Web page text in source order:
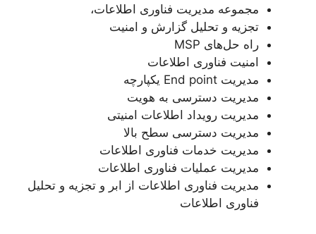
مجموعه مدیریت فناوری اطلاعات،
تجزیه و تحلیل گزارش و امنیت
راه حل‌های MSP
امنیت فناوری اطلاعات
مدیریت End point یکپارچه
مدیریت دسترسی به هویت
مدیریت رویداد اطلاعات امنیتی
مدیریت دسترسی سطح بالا
مدیریت خدمات فناوری اطلاعات
مدیریت عملیات فناوری اطلاعات
مدیریت فناوری اطلاعات از ابر و تجزیه و تحلیل
فناوری اطلاعات